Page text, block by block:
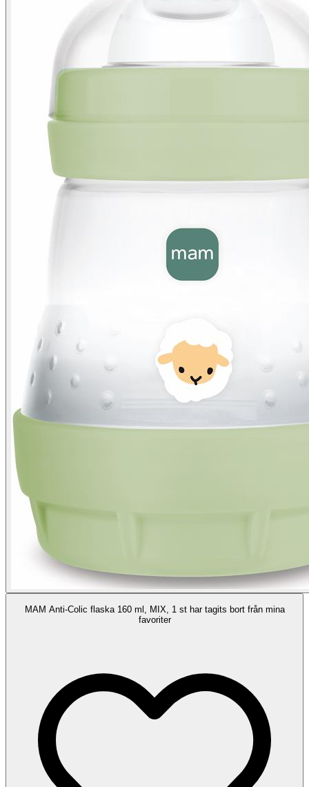
MAM Anti-Colic flaska 160 ml, MIX, 1 st har tagits bort från mina
favoriter